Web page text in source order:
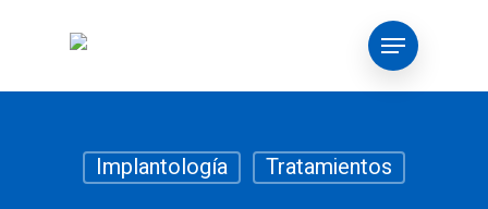
main
Menu
Implantología Tratamientos